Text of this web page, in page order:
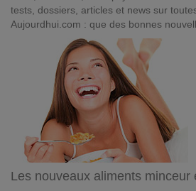
tests, dossiers, articles et news sur
Aujourdhui.com : que des bonnes
Les nouveaux aliments minceur